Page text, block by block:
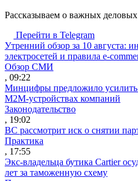
Рассказываем о важных
Перейти в Telegram
Утренний обзор за 10 августа:
электросетей и правила e-
Обзор СМИ
, 09:22
Минцифры предложило усилить
M2M-устройствах компаний
Законодательство
, 19:02
ВС рассмотрит иск о снятии
Практика
, 17:55
Экс-владельца бутика Cartier
лет за таможенную схему